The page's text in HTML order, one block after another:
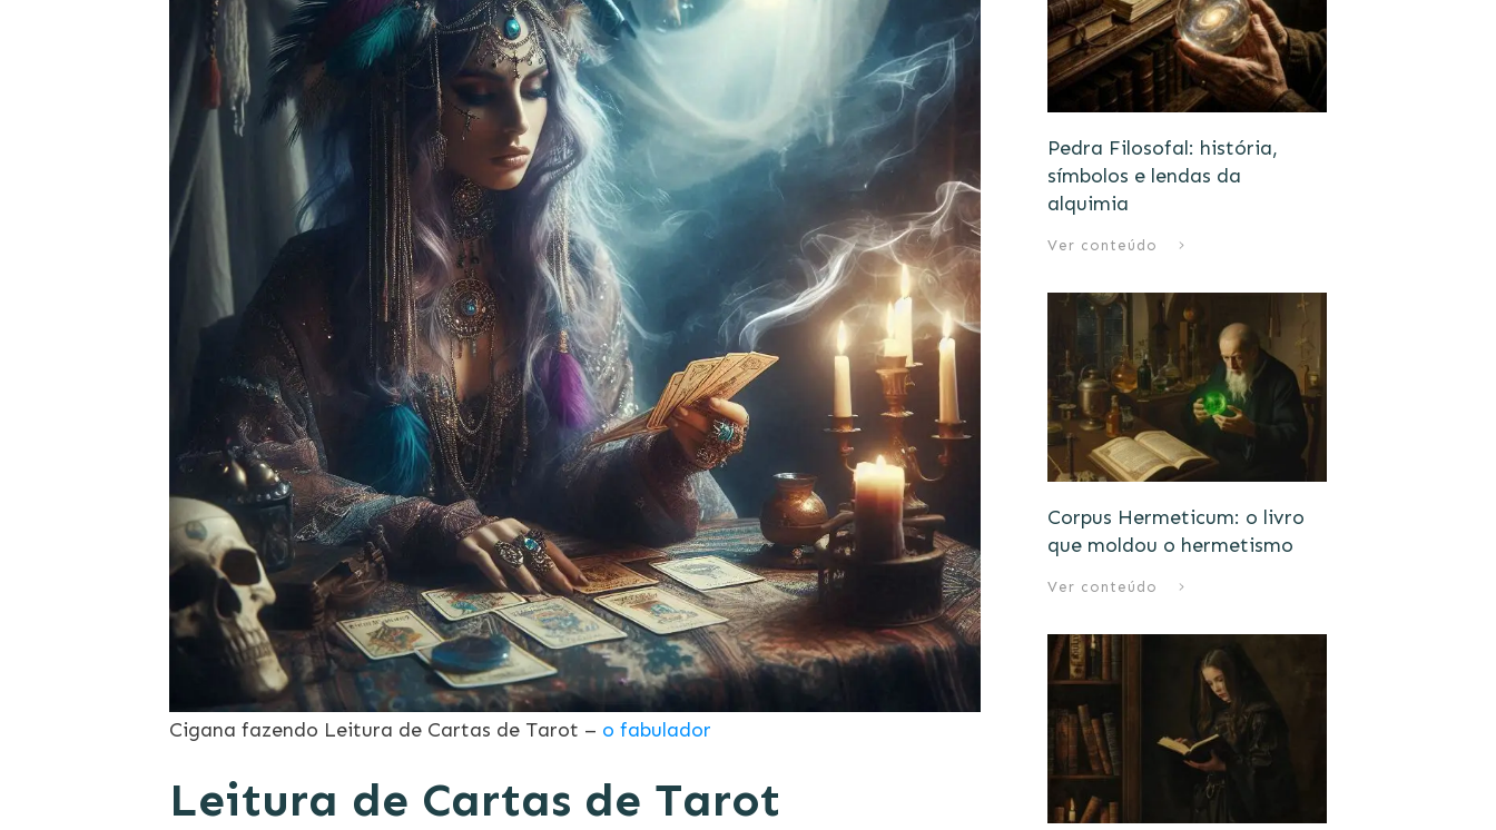
Cigana fazendo Leitura de Cartas de Tarot – o fabulador
Leitura de Cartas de Tarot
Pedra Filosofal: história,
símbolos e lendas da
alquimia
Ver conteúdo
Corpus Hermeticum: o livro
que moldou o hermetismo
Ver conteúdo